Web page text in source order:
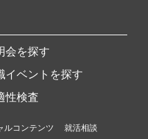
会を探す
イベントを探す
性検査
ルコンテンツ
就活相談